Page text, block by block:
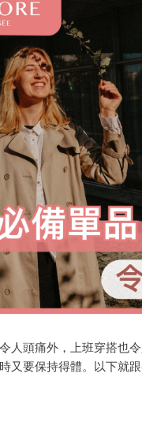
人頭痛外 ，上班穿搭也
又要保持得體。 以下就